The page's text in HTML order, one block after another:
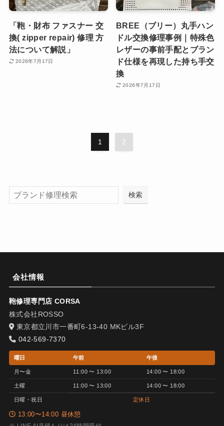
「鞄・財布 ファスナー 交
換( zipper repair) 修理 方
法について解説」
2026年7月17日
BREE（ブリー）丸手ハン
ドル交換修理事例｜特殊色
レザーの事前手配とブラン
ド仕様を再現した持ち手交
換
2026年7月17日
1 2
検索
会社情報
鞄修理専門店 CORSA
株式会社ROSSO
東京都立川市一番町6-13-40 MKビル3F
042-569-7370
曜日 午前 午後
月〜金 11:00 〜 13:00 14:00 〜 18:00
土曜 11:00 〜 13:00 14:00 〜 18:00
日曜・祝日 定休日
13:00〜14:00 昼休憩